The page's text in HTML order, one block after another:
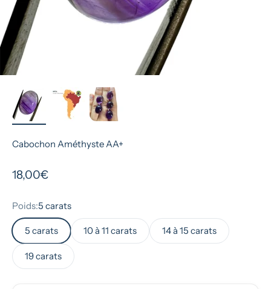
Cabochon Améthyste AA+
Prix de vente
18,00€
Poids: 5 carats
5 carats 10 à 11 carats 14 à 15 carats
19 carats